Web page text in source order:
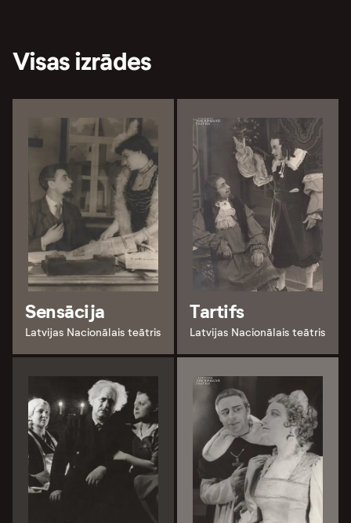
Visas izrādes
Sensācija
Latvijas Nacionālais teātris
Tartifs
Latvijas Nacionālais teātris